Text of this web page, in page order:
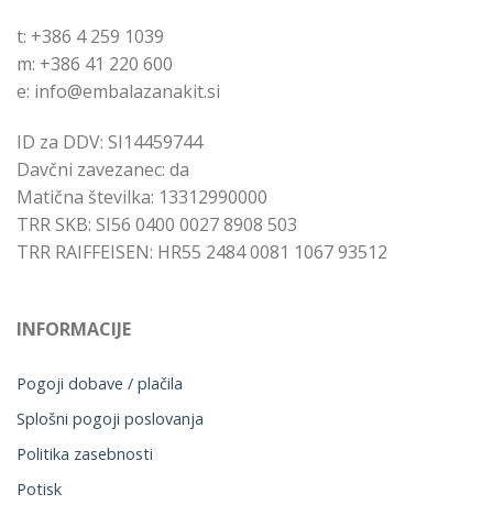
t: +386 4 259 1039
m: +386 41 220 600
e: info@embalazanakit.si
ID za DDV: SI14459744
Davčni zavezanec: da
Matična številka: 13312990000
TRR SKB: SI56 0400 0027 8908 503
TRR RAIFFEISEN: HR55 2484 0081 1067 93512
INFORMACIJE
Pogoji dobave / plačila
Splošni pogoji poslovanja
Politika zasebnosti
Potisk